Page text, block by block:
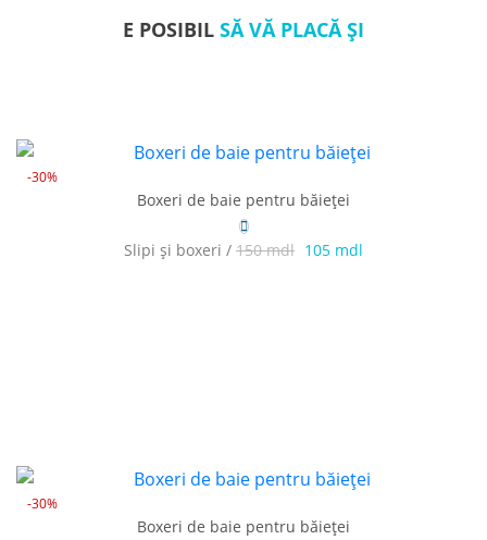
E POSIBIL SĂ VĂ PLACĂ ȘI
-30%
Boxeri de baie pentru băieței
Slipi și boxeri / 150 mdl 105 mdl
-30%
Boxeri de baie pentru băieței